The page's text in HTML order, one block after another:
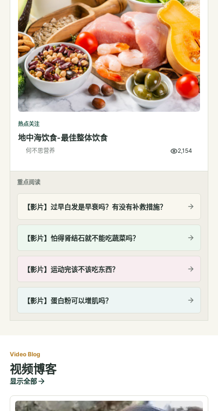
热点关注
地中海饮食-最佳整体饮食
何不思营养 2,154
重点阅读
【影片】过早白发是早衰吗？有没有补救措施？
【影片】怕得肾结石就不能吃蔬菜吗？
【影片】运动完该不该吃东西？
【影片】蛋白粉可以增肌吗？
Video Blog
视频博客
显示全部